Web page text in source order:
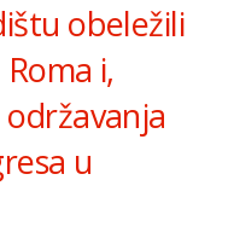
obeležili
i,
u